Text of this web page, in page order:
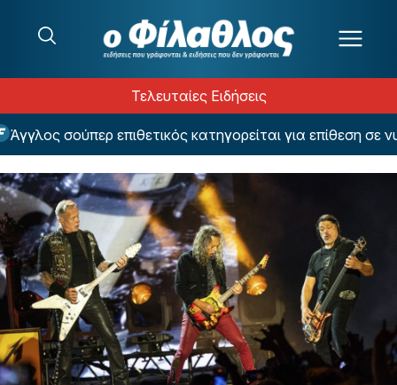
Τελευταίες Ειδήσεις
σούπερ επιθετικός κατηγορείται για επίθεση σε